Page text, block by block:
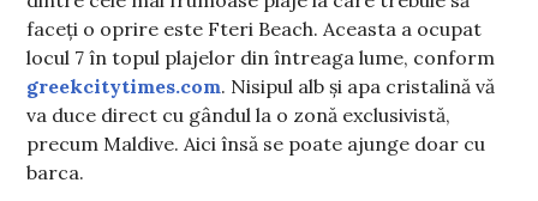
faceți o oprire este Fteri Beach. Aceasta a ocupat
locul 7 în topul plajelor din întreaga lume, conform
greekcitytimes.com. Nisipul alb și apa cristalină vă
va duce direct cu gândul la o zonă exclusivistă,
precum Maldive. Aici însă se poate ajunge doar cu
barca.